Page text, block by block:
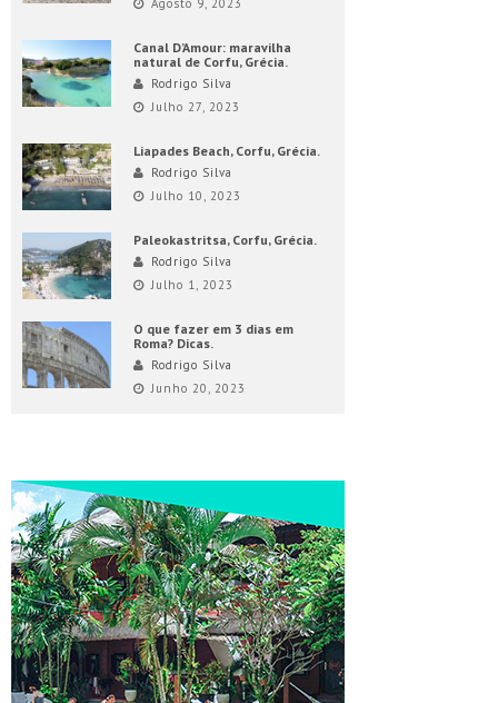
Agosto 9, 2023
Canal D’Amour: maravilha
natural de Corfu, Grécia.
Rodrigo Silva
Julho 27, 2023
Liapades Beach, Corfu, Grécia.
Rodrigo Silva
Julho 10, 2023
Paleokastritsa, Corfu, Grécia.
Rodrigo Silva
Julho 1, 2023
O que fazer em 3 dias em
Roma? Dicas.
Rodrigo Silva
Junho 20, 2023